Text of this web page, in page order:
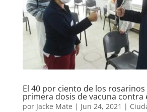
El 40 por ciento de los rosarinos
primera dosis de vacuna contra
por Jacke Mate | Jun 24, 2021 |